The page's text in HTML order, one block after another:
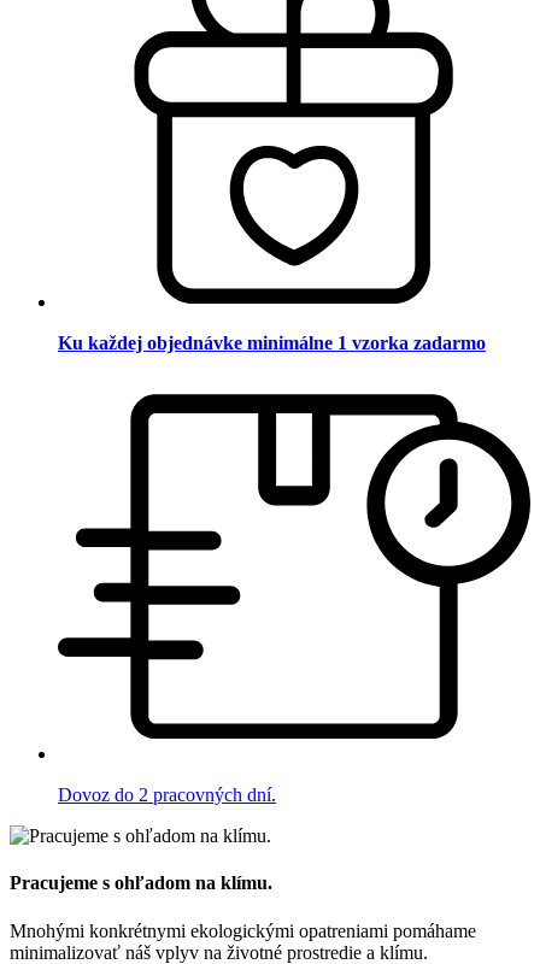
Ku každej objednávke minimálne 1 vzorka zadarmo
Dovoz do 2 pracovných dní.
Pracujeme s ohľadom na klímu.
Mnohými konkrétnymi ekologickými opatreniami pomáhame
minimalizovať náš vplyv na životné prostredie a klímu.